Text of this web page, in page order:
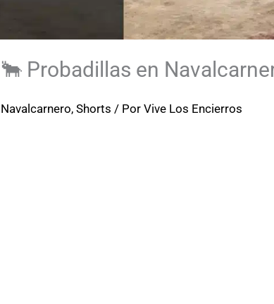
🐂 Probadillas en
Navalcarnero,Shorts / PorVive Los Encierros